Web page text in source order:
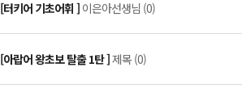
[터키어 기초어휘 ] 이은아선생님 (0)
[아랍어 왕초보 탈출 1탄 ]제목 (0)